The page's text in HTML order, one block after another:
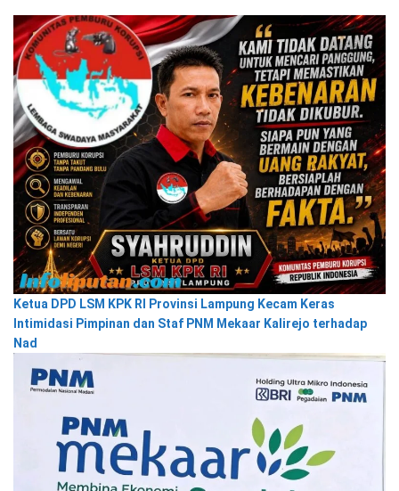
Ketua DPD LSM KPK RI Provinsi Lampung Kecam Keras
Intimidasi Pimpinan dan Staf PNM Mekaar Kalirejo terhadap
Nad